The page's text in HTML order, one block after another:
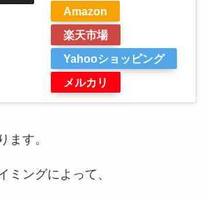
Amazon
楽天市場
Yahooショッピング
メルカリ
ます。
ミングによって、